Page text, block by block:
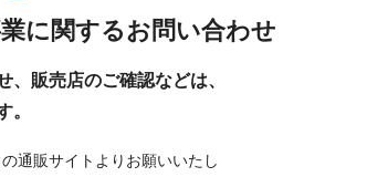
に関するお問い合わせ
、販売店のご確認などは、
。
通販サイトよりお願いいたし
ご了承ください。